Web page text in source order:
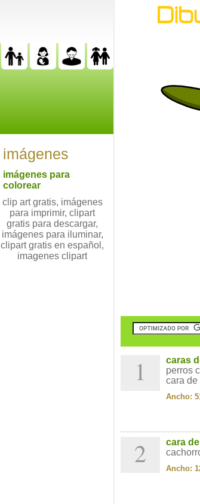
1
caras
perros
cara de
Ancho:
2
cara
Ancho:
imágenes
imágenes para
colorear
clip art gratis, imágenes
para imprimir, clipart
gratis para descargar,
imágenes para iluminar,
clipart gratis en español,
imagenes clipart